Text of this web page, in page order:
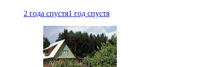
2 года спустя1 год спустя